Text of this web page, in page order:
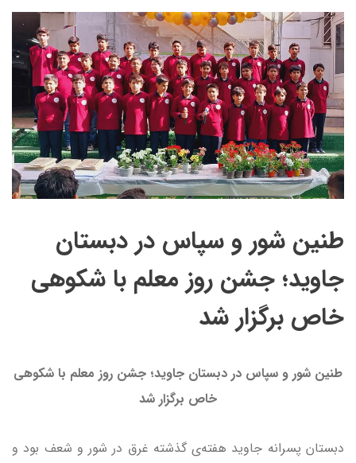
طنین شور و سپاس در دبستان
جاوید؛ جشن روز معلم با شکوهی
خاص برگزار شد
طنین شور و سپاس در دبستان جاوید؛ جشن روز معلم با شکوهی
خاص برگزار شد
دبستان پسرانه جاوید هفته‌ی گذشته غرق در شور و شعف بود و